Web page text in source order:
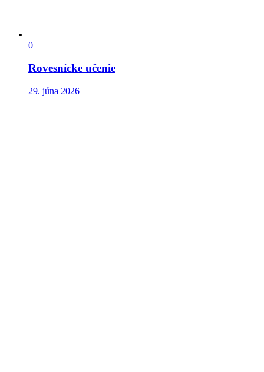
0
Rovesnícke učenie
29. júna 2026